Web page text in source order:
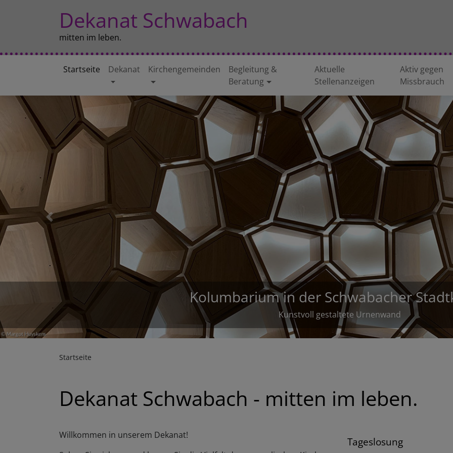
Dekanat Schwabach
mitten im leben.
Hauptnavigation
Startseite Dekanat Kirchengemeinden
Begleitung &
Beratung
Aktuelle
Stellenanzeigen
Aktiv gegen
Missbrauch
Dekanat Schwabach - mitten im
Previous
Startseite
Dekanat Schwabach - mitten im leben.
Willkommen in unserem Dekanat!
Tageslosung